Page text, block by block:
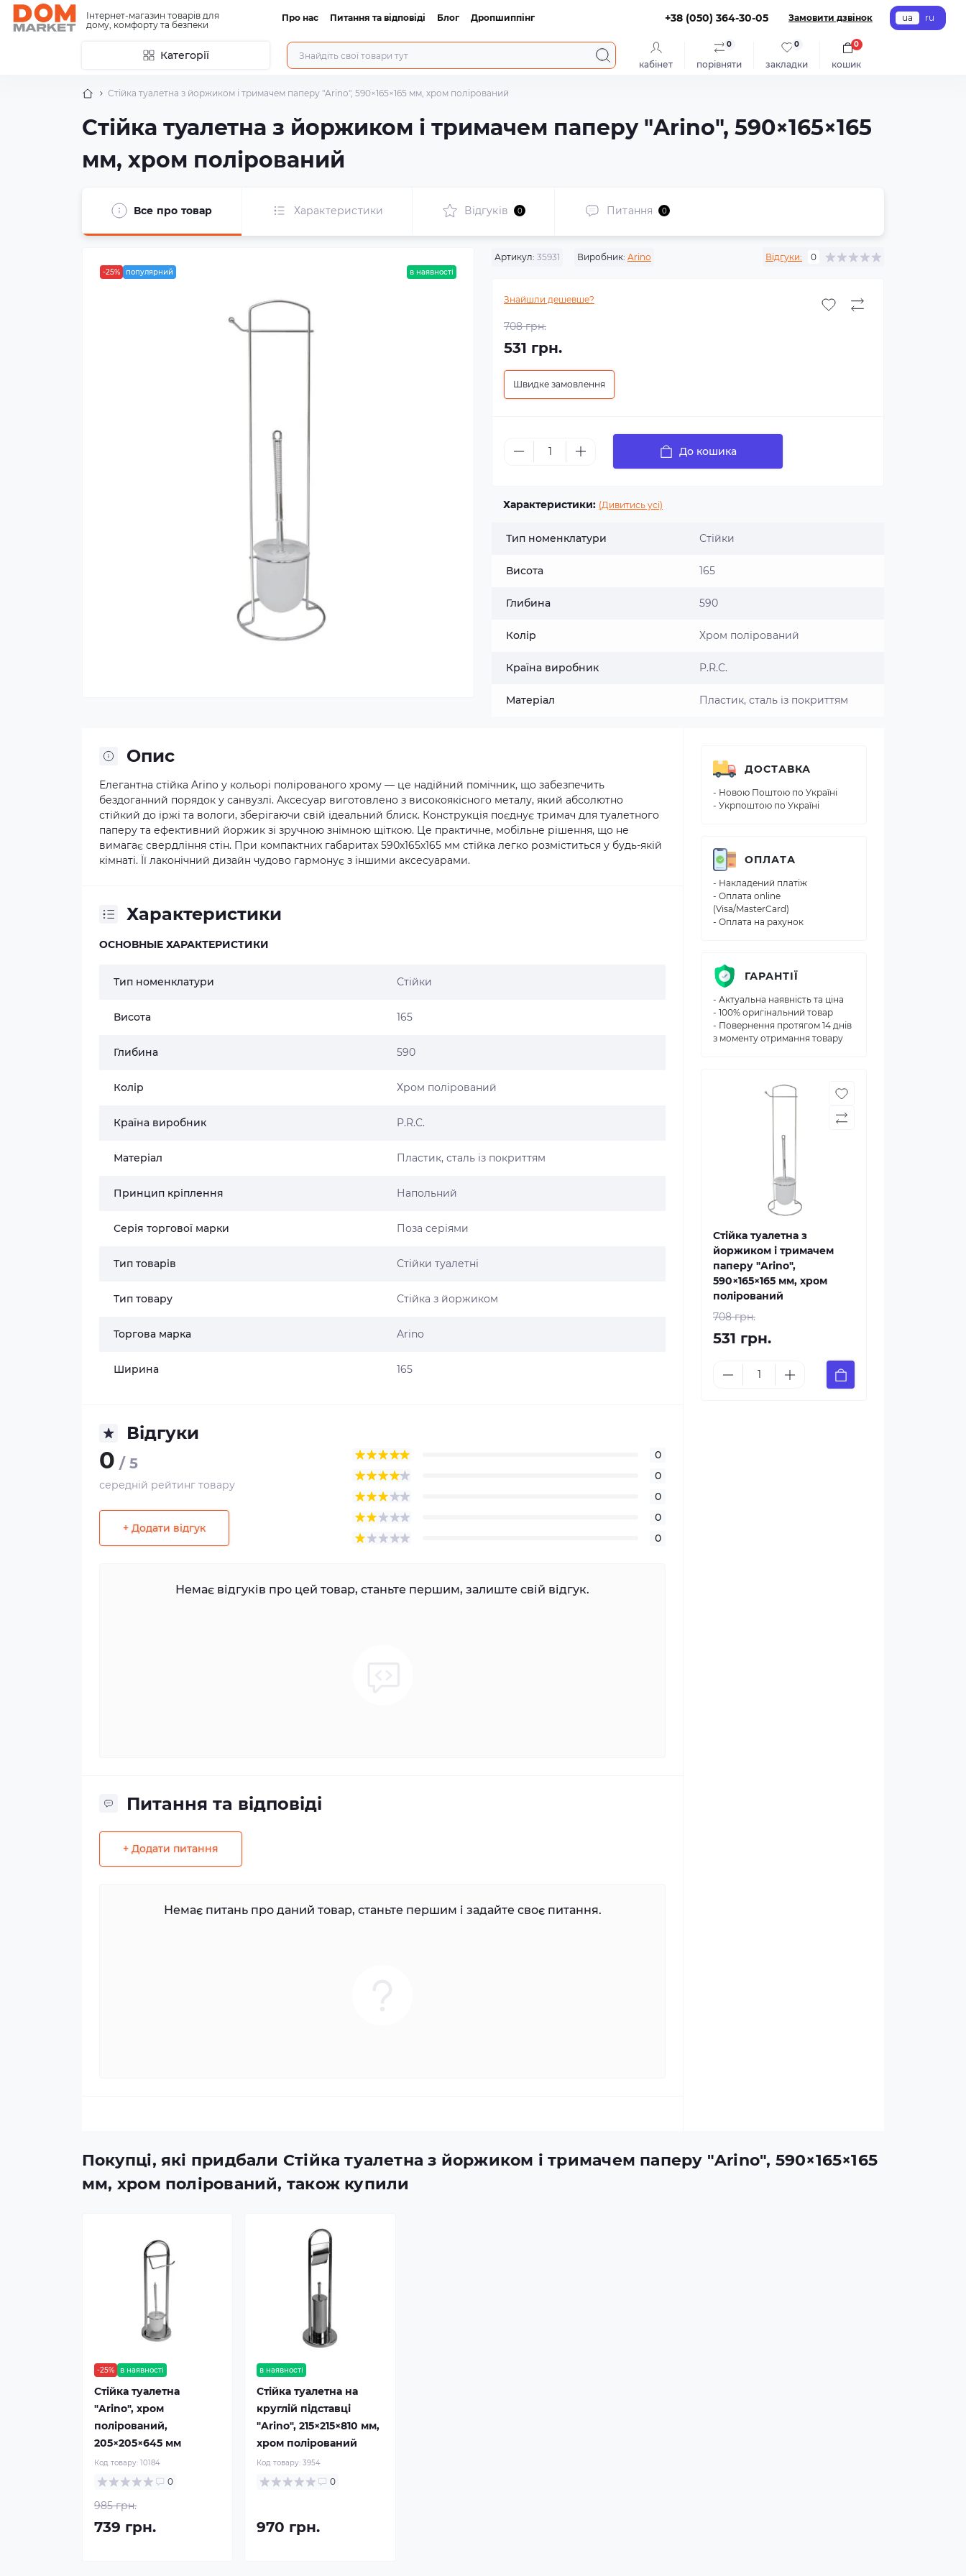
Інтернет-магазин товарів для
дому, комфорту та безпеки
Про нас Питання та відповіді Блог Дропшиппінг +38 (050) 364-30-05 Замовити дзвінок ua ru
Категорії
кабінет порівняти
0
закладки
0
кошик
0
Стійка туалетна з йоржиком і тримачем паперу "Arino", 590×165×165 мм, хром полірований
Стійка туалетна з йоржиком і тримачем паперу "Arino", 590×165×165
мм, хром полірований
Все про товар Характеристики Відгуків 0 Питання 0
-25% популярний в наявності
Артикул: 35931 Виробник: Arino Відгуки: 0
Знайшли дешевше?
708 грн.
531 грн.
Швидке замовлення
До кошика
Характеристики: (Дивитись усі)
Тип номенклатури Стійки
Висота 165
Глибина 590
Колір Хром полірований
Країна виробник P.R.C.
Матеріал Пластик, сталь із покриттям
Опис
Елегантна стійка Arino у кольорі полірованого хрому — це надійний помічник, що забезпечить
бездоганний порядок у санвузлі. Аксесуар виготовлено з високоякісного металу, який абсолютно
стійкий до іржі та вологи, зберігаючи свій ідеальний блиск. Конструкція поєднує тримач для туалетного
паперу та ефективний йоржик зі зручною знімною щіткою. Це практичне, мобільне рішення, що не
вимагає свердління стін. При компактних габаритах 590х165х165 мм стійка легко розміститься у будь-якій
кімнаті. Її лаконічний дизайн чудово гармонує з іншими аксесуарами.
Характеристики
ОСНОВНЫЕ ХАРАКТЕРИСТИКИ
Тип номенклатури Стійки
Висота 165
Глибина 590
Колір Хром полірований
Країна виробник P.R.C.
Матеріал Пластик, сталь із покриттям
Принцип кріплення Напольний
Серія торгової марки Поза серіями
Тип товарів Стійки туалетні
Тип товару Стійка з йоржиком
Торгова марка Arino
Ширина 165
Відгуки
0 / 5
середній рейтинг товару
+ Додати відгук
0
0
0
0
0
Немає відгуків про цей товар, станьте першим, залиште свій відгук.
Питання та відповіді
+ Додати питання
Немає питань про даний товар, станьте першим і задайте своє питання.
ДОСТАВКА
- Новою Поштою по Україні
- Укрпоштою по Україні
ОПЛАТА
- Накладений платіж
- Оплата online
(Visa/MasterCard)
- Оплата на рахунок
ГАРАНТІЇ
- Актуальна наявність та ціна
- 100% оригінальний товар
- Повернення протягом 14 днів
з моменту отримання товару
Стійка туалетна з
йоржиком і тримачем
паперу "Arino",
590×165×165 мм, хром
полірований
708 грн.
531 грн.
Покупці, які придбали Стійка туалетна з йоржиком і тримачем паперу "Arino", 590×165×165
мм, хром полірований, також купили
-25% в наявності
Стійка туалетна
"Arino", хром
полірований,
205×205×645 мм
Код товару: 10184
0
985 грн.
739 грн.
в наявності
Стійка туалетна на
круглій підставці
"Arino", 215×215×810 мм,
хром полірований
Код товару:3954
0
970 грн.